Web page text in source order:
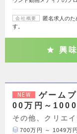
会社概要
匿名求人の
す。
興
NEW
ゲーム
00万円～1000
その他、クリエ
700万円 ～ 1049万円